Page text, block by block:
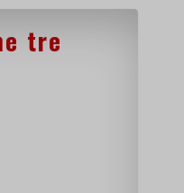
tre